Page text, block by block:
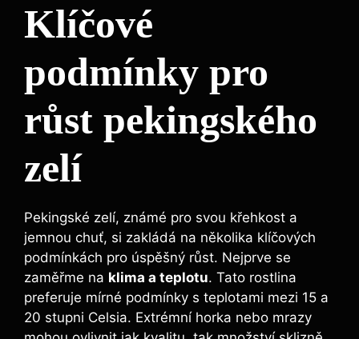
Klíčové
podmínky pro
růst pekingského
zelí
Pekingské zelí, známé pro svou křehkost a
jemnou chuť, si zakládá na několika klíčových
podmínkách pro úspěšný růst. Nejprve se
zaměřme na klima a teplotu. Tato rostlina
preferuje mírné podmínky s teplotami mezi 15 a
20 stupni Celsia. Extrémní horka nebo mrazy